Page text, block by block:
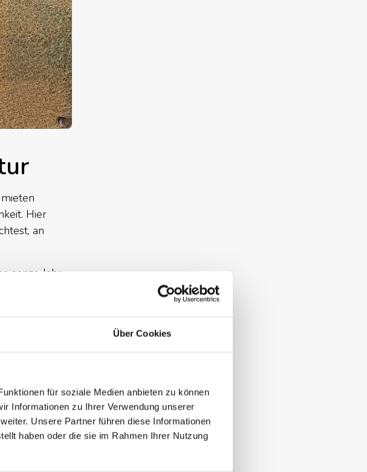
Über Cookies
für soziale Medien anbieten zu können
Informationen zu Ihrer Verwendung unserer
Unsere Partner führen diese Informationen
haben oder die sie im Rahmen Ihrer Nutzung
Hier
an
ganze Jahr
in ganz